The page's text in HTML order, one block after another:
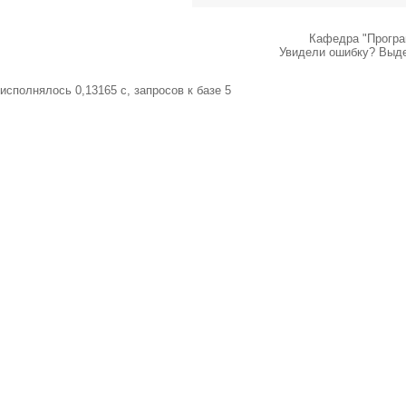
Кафедра
Увидели ошибку?
исполнялось 0,13165 c, запросов к базе 5